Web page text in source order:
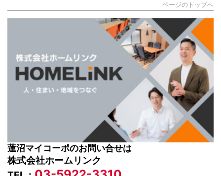
ページのトップへ
蓮沼マイコーポのお問い合せは
株式会社ホームリンク